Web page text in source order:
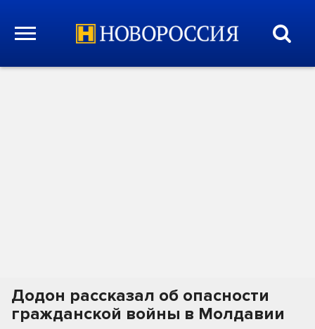
Додон рассказал об опасности
гражданской войны в Молдавии